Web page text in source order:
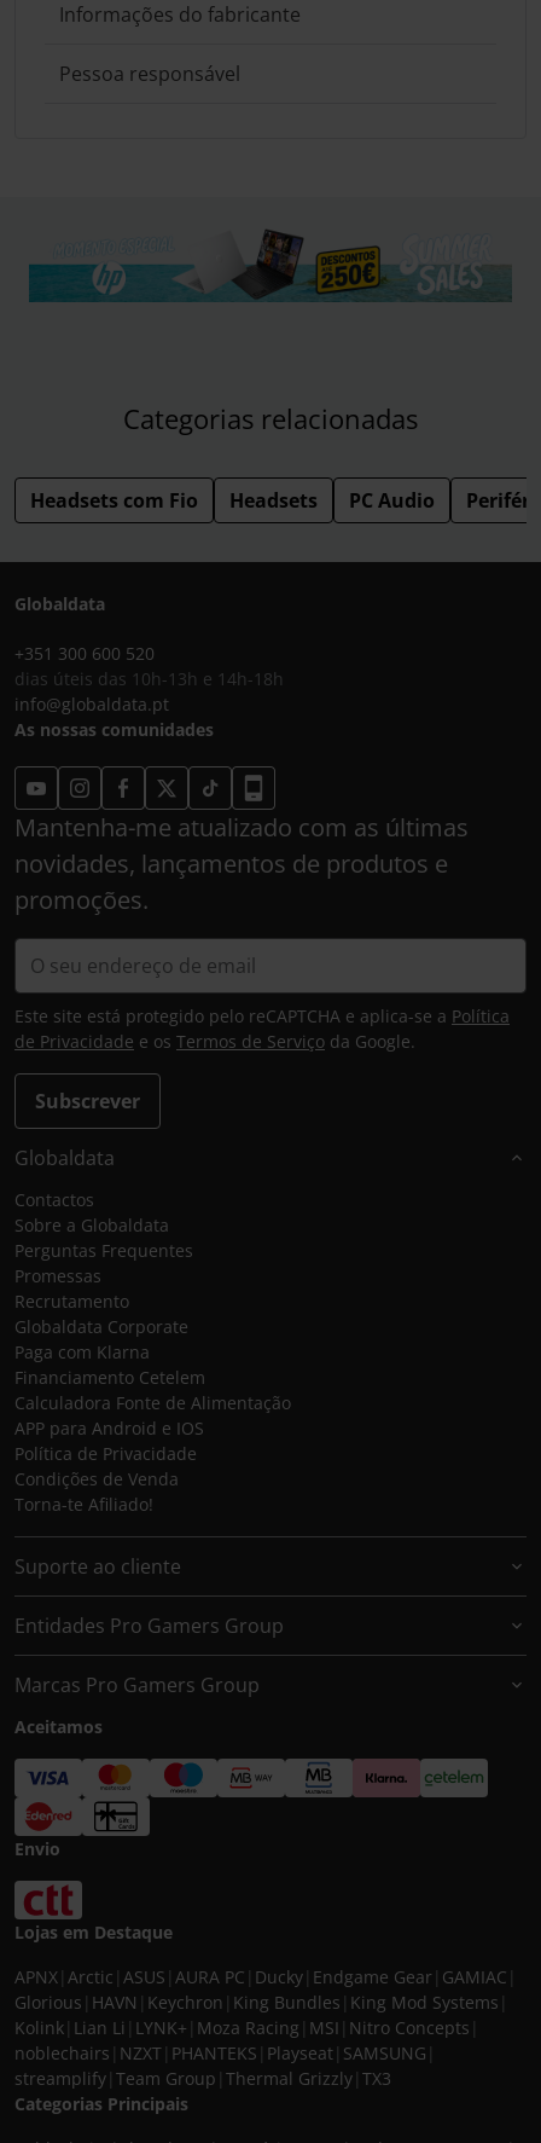
Informações do fabricante
Pessoa responsável
Categorias relacionadas
Headsets com Fio Headsets PC Audio
Globaldata
+351 300 600 520
dias úteis das 10h-13h e 14h-18h
info@globaldata.pt
As nossas comunidades
Mantenha-me atualizado com as últimas
novidades, lançamentos de produtos e
promoções.
Subscrever
Este site está protegido pelo reCAPTCHA e aplica-se a Política
de Privacidade e os Termos de Serviço da Google.
Globaldata
Contactos
Sobre a Globaldata
Perguntas Frequentes
Promessas
Recrutamento
Globaldata Corporate
Paga com Klarna
Financiamento Cetelem
Calculadora Fonte de Alimentação
APP para Android e IOS
Política de Privacidade
Condições de Venda
Torna-te Afiliado!
Suporte ao cliente
Entidades Pro Gamers Group
Marcas Pro Gamers Group
Aceitamos
Envio
Lojas em Destaque
APNX Arctic ASUS AURA PC Ducky Endgame Gear GAMIAC
Glorious HAVN Keychron King Bundles King Mod Systems
Kolink Lian Li LYNK+ Moza Racing MSI Nitro Concepts
noblechairs NZXT PHANTEKS Playseat SAMSUNG
streamplify Team Group Thermal Grizzly TX3
Categorias Principais